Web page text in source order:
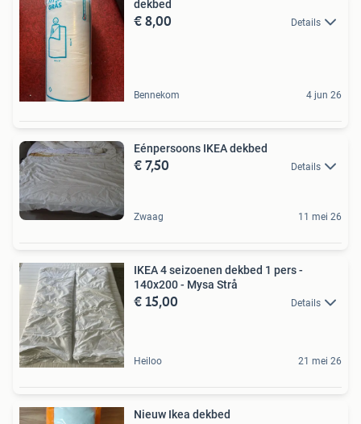
dekbed
€ 8,00 Details
Bennekom 4 jun 26
Eénpersoons IKEA dekbed
€ 7,50 Details
Zwaag 11 mei 26
IKEA 4 seizoenen dekbed 1 pers -
140x200 - Mysa Strå
€ 15,00 Details
Heiloo 21 mei 26
Nieuw Ikea dekbed